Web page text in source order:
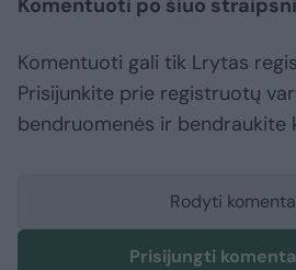
Komentuoti po šiuo
Komentuoti gali tik Lrytas
Prisijunkite prie registruotų
bendruomenės ir bendraukite
Rodyti
Prisijungti